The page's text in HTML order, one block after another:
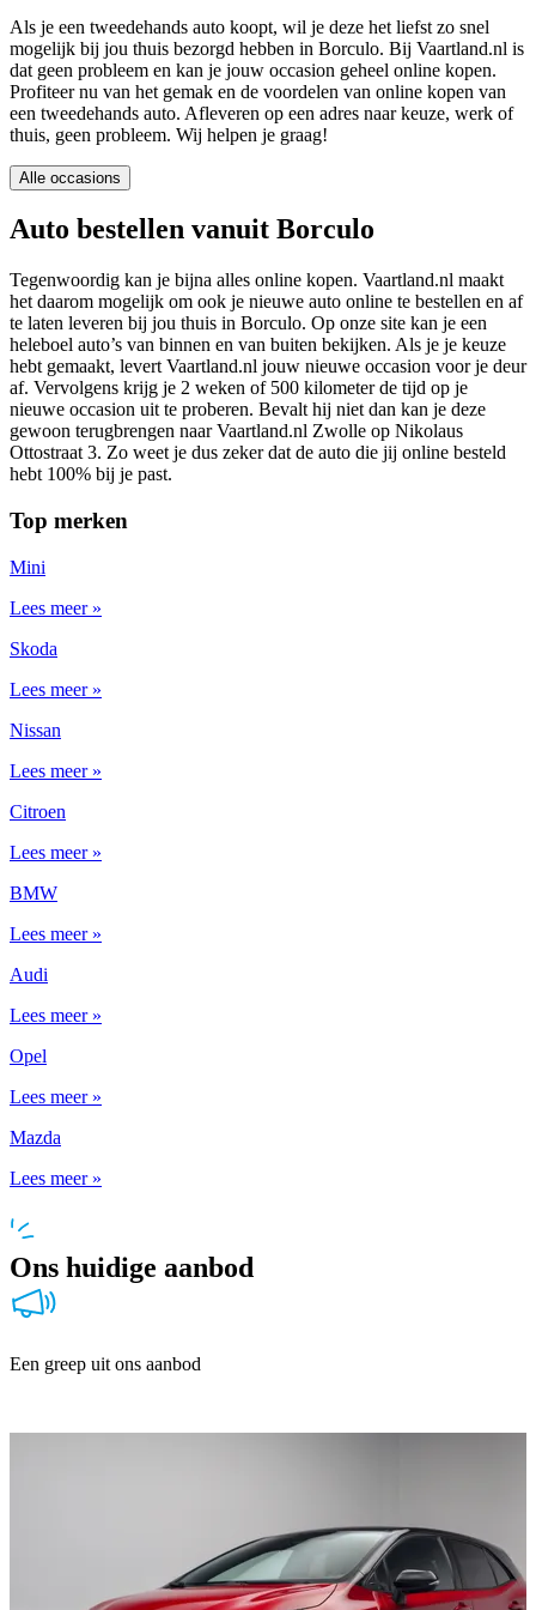
Als je een tweedehands auto koopt, wil je deze het liefst zo snel
mogelijk bij jou thuis bezorgd hebben in Borculo. Bij Vaartland.nl is
dat geen probleem en kan je jouw occasion geheel online kopen.
Profiteer nu van het gemak en de voordelen van online kopen van
een tweedehands auto. Afleveren op een adres naar keuze, werk of
thuis, geen probleem. Wij helpen je graag!
Alle occasions
Auto bestellen vanuit Borculo
Tegenwoordig kan je bijna alles online kopen. Vaartland.nl maakt
het daarom mogelijk om ook je nieuwe auto online te bestellen en af
te laten leveren bij jou thuis in Borculo. Op onze site kan je een
heleboel auto’s van binnen en van buiten bekijken. Als je je keuze
hebt gemaakt, levert Vaartland.nl jouw nieuwe occasion voor je deur
af. Vervolgens krijg je 2 weken of 500 kilometer de tijd op je
nieuwe occasion uit te proberen. Bevalt hij niet dan kan je deze
gewoon terugbrengen naar Vaartland.nl Zwolle op Nikolaus
Ottostraat 3. Zo weet je dus zeker dat de auto die jij online besteld
hebt 100% bij je past.
Top merken
Mini
Lees meer »
Skoda
Lees meer »
Nissan
Lees meer »
Citroen
Lees meer »
BMW
Lees meer »
Audi
Lees meer »
Opel
Lees meer »
Mazda
Lees meer »
Ons huidige aanbod
Een greep uit ons aanbod